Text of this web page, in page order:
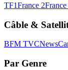
TF1France 2
Câble &
BFM TVCNews
Par Genre